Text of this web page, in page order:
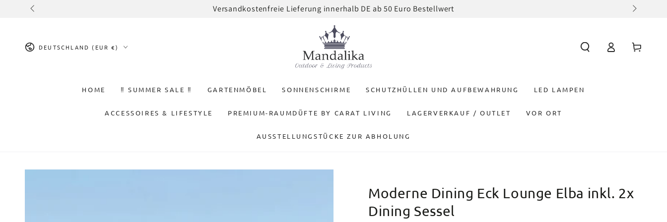
ZUM INHALT
SPRINGEN
Versandkostenfreie Lieferung innerhalb DE ab 50 Euro Bestellwert
Land/Region
DEUTSCHLAND (EUR €)
HOME ‼️ SUMMER SALE ‼️ GARTENMÖBEL SONNENSCHIRME SCHUTZHÜLLEN UND AUFBEWAHRUNG LED LAMPEN
ACCESSOIRES & LIFESTYLE PREMIUM-RAUMDÜFTE BY CARAT LIVING LAGERVERKAUF / OUTLET VOR ORT
AUSSTELLUNGSTÜCKE ZUR ABHOLUNG
EinloggenWarenkorb
Moderne Dining Eck Lounge Elba inkl. 2x
Dining Sessel